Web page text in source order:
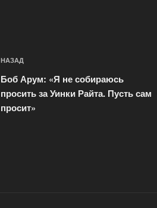
Навигация
по
записям
Предыдущая
запись:
НАЗАД
Боб Арум: «Я не собираюсь
просить за Уинки Райта. Пусть сам
просит»